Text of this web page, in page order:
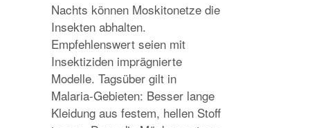
Nachts können Moskitonetze die
Insekten abhalten.
Empfehlenswert seien mit
Insektiziden imprägnierte
Modelle. Tagsüber gilt in
Malaria-Gebieten: Besser lange
Kleidung aus festem, hellen Stoff